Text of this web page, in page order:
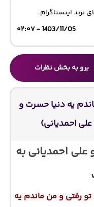
ترند اینستاگرام،
1403/11/05 - ۰۲:۰۷
برو به بخش نظرات
ﻳﻪ دﻧﻴﺎ ﺣﺴﺮت و
احمدیانی)
احمدیانی به
رﻓﺘﻰ و ﻣﻦ ﻣﺎﻧﺪم ﻳﻪ